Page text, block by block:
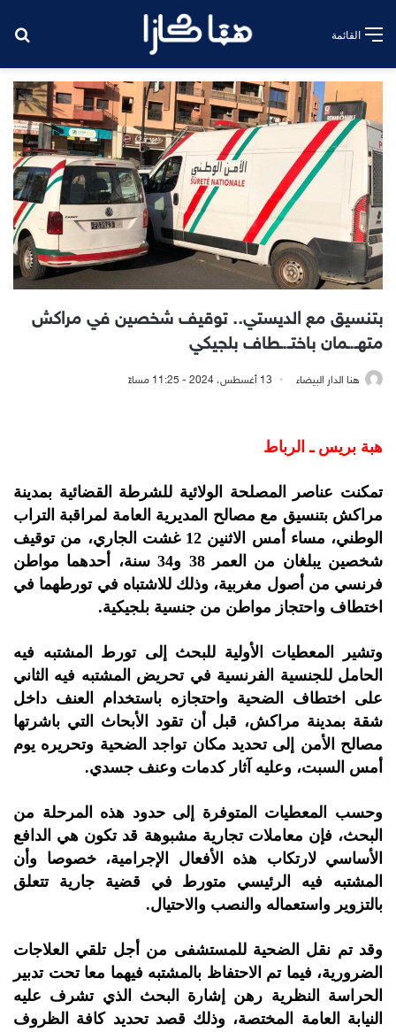
القائمة
بتنسيق مع الديستي.. توقيف شخصين في مراكش
متهـ.ـمان باختـ.ـطاف بلجيكي
هنا الدار البيضاء 13 أغسطس، 2024 - 11:25 مساءً
هبة بريس ـ الرباط
تمكنت عناصر المصلحة الولائية للشرطة القضائية بمدينة
مراكش بتنسيق مع مصالح المديرية العامة لمراقبة التراب
الوطني، مساء أمس الاثنين 12 غشت الجاري، من توقيف
شخصين يبلغان من العمر 38 و34 سنة، أحدهما مواطن
فرنسي من أصول مغربية، وذلك للاشتباه في تورطهما في
اختطاف واحتجاز مواطن من جنسية بلجيكية.
وتشير المعطيات الأولية للبحث إلى تورط المشتبه فيه
الحامل للجنسية الفرنسية في تحريض المشتبه فيه الثاني
على اختطاف الضحية واحتجازه باستخدام العنف داخل
شقة بمدينة مراكش، قبل أن تقود الأبحاث التي باشرتها
مصالح الأمن إلى تحديد مكان تواجد الضحية وتحريره يوم
أمس السبت، وعليه آثار كدمات وعنف جسدي.
وحسب المعطيات المتوفرة إلى حدود هذه المرحلة من
البحث، فإن معاملات تجارية مشبوهة قد تكون هي الدافع
الأساسي لارتكاب هذه الأفعال الإجرامية، خصوصا وأن
المشتبه فيه الرئيسي متورط في قضية جارية تتعلق
بالتزوير واستعماله والنصب والاحتيال.
وقد تم نقل الضحية للمستشفى من أجل تلقي العلاجات
الضرورية، فيما تم الاحتفاظ بالمشتبه فيهما معا تحت تدبير
الحراسة النظرية رهن إشارة البحث الذي تشرف عليه
النيابة العامة المختصة، وذلك قصد تحديد كافة الظروف